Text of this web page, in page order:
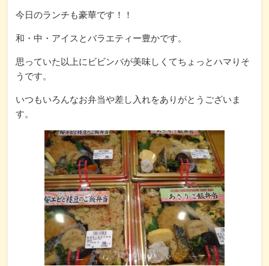
今日のランチも豪華です！！
和・中・アイスとバラエティー豊かです。
思っていた以上にビビンバが美味しくてちょっとハマりそ
うです。
いつもいろんなお弁当や差し入れをありがとうございま
す。